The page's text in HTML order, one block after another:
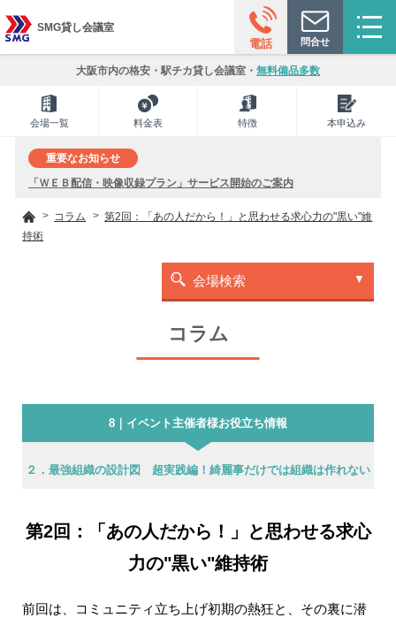
電話 問合せ
SMG貸し会議室
大阪市内の格安・駅チカ貸し会議室・ 無料備品多数
会場一覧 料金表 特徴 本申込み
重要なお知らせ
「ＷＥＢ配信・映像収録プラン」サービス開始のご案内
コラム
第2回：「あの人だから！」と思わせる求心力の"黒い"維
持術
会場検索
コラム
8｜イベント主催者様お役立ち情報
２．最強組織の設計図 超実践編！綺麗事だけでは組織は作れない
第2回：「あの人だから！」と思わせる求心
力の"黒い"維持術
前回は、コミュニティ立ち上げ初期の熱狂と、その裏に潜